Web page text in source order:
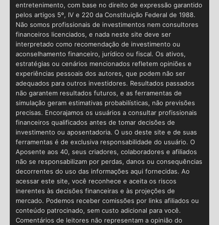
entretenimento, com base no direito de expressão garantido
pelos artigos 5º, IV e 220 da Constituição Federal de 1988.
Não somos profissionais de investimentos nem consultores
financeiros licenciados, e nada neste site deve ser
interpretado como recomendação de investimento ou
aconselhamento financeiro, jurídico ou fiscal. Os ativos,
estratégias ou cenários mencionados refletem opiniões e
experiências pessoais dos autores, que podem não ser
adequados para outros investidores. Resultados passados
não garantem resultados futuros, e as ferramentas de
simulação geram estimativas probabilísticas, não previsões
precisas. Encorajamos os usuários a consultar profissionais
financeiros qualificados antes de tomar decisões de
investimento ou aposentadoria. O uso deste site e de suas
ferramentas é de exclusiva responsabilidade do usuário. O
Aposente aos 40, seus criadores, colaboradores e afiliados
não se responsabilizam por perdas, danos ou consequências
decorrentes do uso das informações aqui fornecidas. Ao
acessar este site, você reconhece e aceita os riscos
inerentes às decisões financeiras e às projeções de
mercado. Podemos receber comissões por links afiliados ou
conteúdo patrocinado, sem custo adicional para você.
Comentários de leitores não representam a opinião do